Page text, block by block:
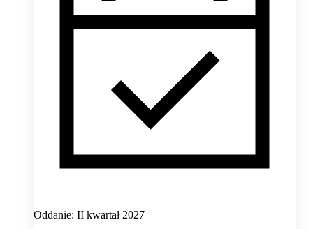
Oddanie: II kwartał 2027